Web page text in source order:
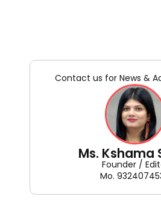
Contact us for News &
Ms. Kshama
Founder /
Mo.